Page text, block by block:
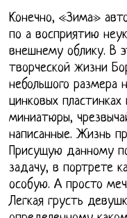
Конечно, «Зима»
по а восприятию
внешнему облику. В
творческой жизни
небольшого размера
цинковых
миниатюры,
написанные. Жизнь
Присущую данному
задачу, в портрете
особую. А просто
Легкая грусть